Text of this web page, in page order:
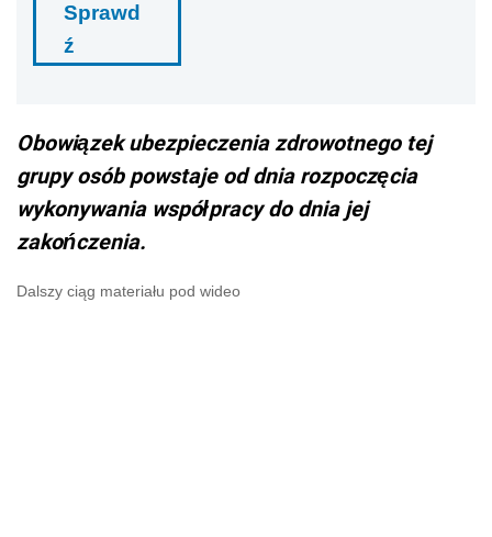
Sprawd
ź
Obowiązek ubezpieczenia zdrowotnego tej
grupy osób powstaje od dnia rozpoczęcia
wykonywania współpracy do dnia jej
zakończenia.
Dalszy ciąg materiału pod wideo